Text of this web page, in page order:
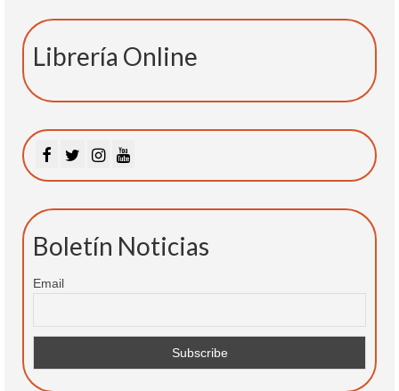
Librería Online
Boletín Noticias
Email